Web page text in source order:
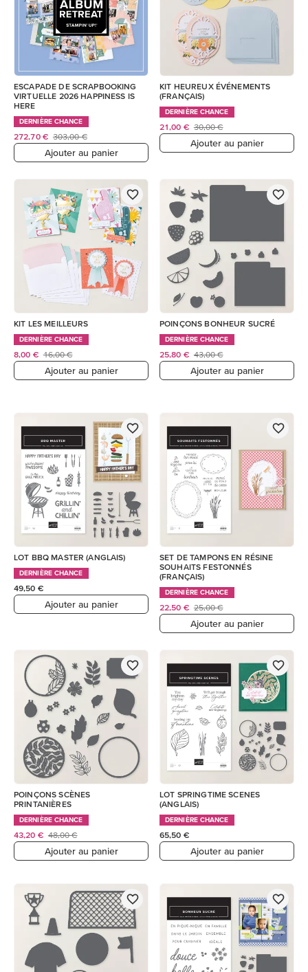
ESCAPADE DE SCRAPBOOKING
VIRTUELLE 2026 HAPPINESS IS
HERE
DERNIÈRE CHANCE
272,70 € 303,00 €
Ajouter au panier
KIT HEUREUX ÉVÉNEMENTS
(FRANÇAIS)
DERNIÈRE CHANCE
21,00 € 30,00 €
Ajouter au panier
KIT LES MEILLEURS
DERNIÈRE CHANCE
8,00 € 16,00 €
Ajouter au panier
POINÇONS BONHEUR SUCRÉ
DERNIÈRE CHANCE
25,80 € 43,00 €
Ajouter au panier
LOT BBQ MASTER (ANGLAIS)
DERNIÈRE CHANCE
49,50 €
Ajouter au panier
SET DE TAMPONS EN RÉSINE
SOUHAITS FESTONNÉS
(FRANÇAIS)
DERNIÈRE CHANCE
22,50 € 25,00 €
Ajouter au panier
POINÇONS SCÈNES
PRINTANIÈRES
DERNIÈRE CHANCE
43,20 € 48,00 €
Ajouter au panier
LOT SPRINGTIME SCENES
(ANGLAIS)
DERNIÈRE CHANCE
65,50 €
Ajouter au panier